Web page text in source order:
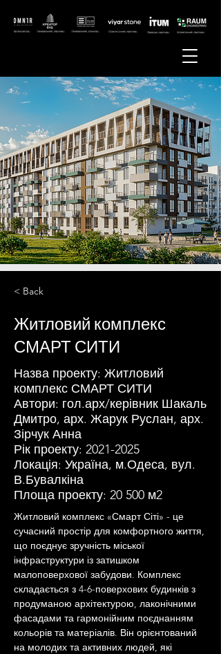
< Back
Житловий комплекс
СМАРТ СИТИ
Назва проекту: Житловий
комплекс СМАРТ СИТИ
Автори: гол.арх/керівник Шакаль
Дмитро, арх. Жарук Руслан, арх.
Зірчук Анна
Рік проекту: 2021-2025
Локація: Україна, м.Одеса, вул.
В.Бувалкіна
Площа проекту: 20 500 м2
Житловий комплекс «Смарт Сіті» - це
сучасний простір для комфортного життя,
що поєднує зручність міської
інфраструктури із затишком
малоповерхової забудови. Комплекс
складається з 4-6-поверхових будинків з
продуманою архітектурою, лаконічними
фасадами та гармонійним поєднанням
кольорів та матеріалів. Він орієнтований
на молодих та активних людей, які